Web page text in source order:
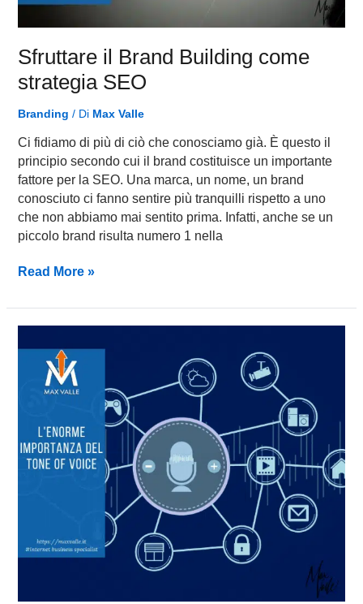
Sfruttare il Brand Building come
strategia SEO
Branding / Di Max Valle
Ci fidiamo di più di ciò che conosciamo già. È questo il
principio secondo cui il brand costituisce un importante
fattore per la SEO. Una marca, un nome, un brand
conosciuto ci fanno sentire più tranquilli rispetto a uno
che non abbiamo mai sentito prima. Infatti, anche se un
piccolo brand risulta numero 1 nella
Read More »
importanza
Tone
Voice